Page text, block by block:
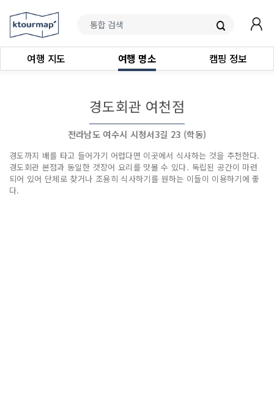
여행 지도 여행 명소 캠핑 정보
경도회관 여천점
전라남도 여수시 시청서3길 23 (학동)
경도까지 배를 타고 들어가기 어렵다면 이곳에서 식사하는 것을 추천한다.
경도회관 본점과 동일한 갯장어 요리를 맛볼 수 있다. 독립된 공간이 마련
되어 있어 단체로 찾거나 조용히 식사하기를 원하는 이들이 이용하기에 좋
다.